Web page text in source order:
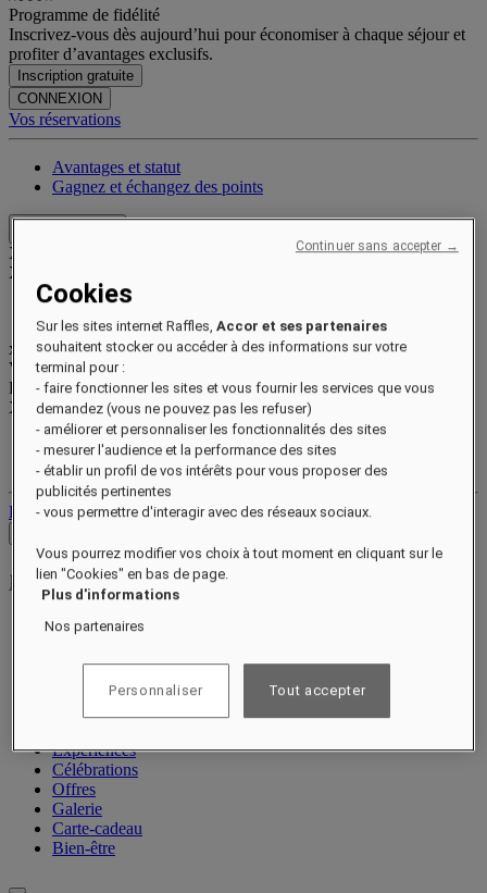
Programme de fidélité
Inscrivez-vous dès aujourd’hui pour économiser à chaque séjour et
profiter d’avantages exclusifs.
Inscription gratuite
CONNEXION
Vos réservations
Avantages et statut
Gagnez et échangez des points
Xxxx Xxxxxxxxx
XXXXXX X XXXXXXXX X
xxxxxxxx
Valid untilxx/xx/xxxx
Points de récompense
XXXpts
Votre compte fidélité
Vos réservations
Déconnexion
Chambres et suites
Restauration
Expériences
Célébrations
Offres
Galerie
Carte-cadeau
Bien-être
Cookies
Sur les sites internet Raffles,Accor et ses partenaires
souhaitent stocker ou accéder à des informations sur votre
terminal pour :
- faire fonctionner les sites et vous fournir les services que vous
demandez (vous ne pouvez pas les refuser)
- améliorer et personnaliser les fonctionnalités des sites
- mesurer l'audience et la performance des sites
- établir un profil de vos intérêts pour vous proposer des
publicités pertinentes
- vous permettre d'interagir avec des réseaux sociaux.
Vous pourrez modifier vos choix à tout moment en cliquant sur le
lien "Cookies" en bas de page.
Plus d'informations
Nos partenaires
Personnaliser Tout accepter
Continuer sans accepter →